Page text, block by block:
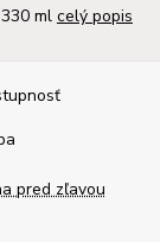
ml celý popis
pred zľavou